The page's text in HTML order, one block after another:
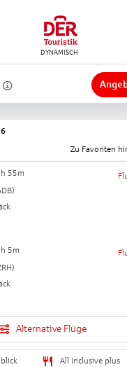
Zu Favoriten
55m
)
5m
)
Alternative Flüge
All Inclusive plus